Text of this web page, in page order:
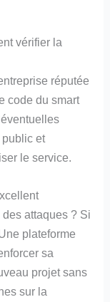
vérifier la
réputée
code du smart
public et
le service.
attaques ? Si
plateforme
sa
projet sans
sur la